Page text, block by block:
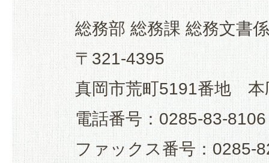
総務部 総務課 総務文書係
〒321-4395
真岡市荒町5191番地 本
電話番号：0285-83-8106
ファックス番号：0285-